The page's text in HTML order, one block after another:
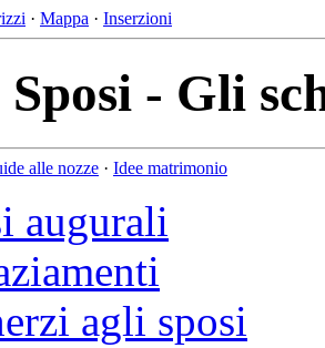
· Mappa · Inserzioni
- Gli
alle nozze · Idee matrimonio
augurali
agli sposi